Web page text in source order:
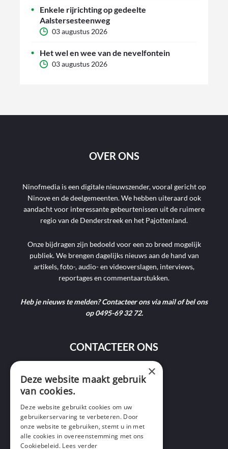
Enkele rijrichting op gedeelte
Aalstersesteenweg
03 augustus 2026
Het wel en wee van de nevelfontein
03 augustus 2026
OVER ONS
Ninofmedia is een digitale nieuwszender, vooral gericht op
Ninove en de deelgemeenten. We hebben uiteraard ook
aandacht voor interessante gebeurtenissen uit de ruimere
regio van de Denderstreek en het Pajottenland.
Onze bijdragen zijn bedoeld voor een zo breed mogelijk
publiek. We brengen dagelijks nieuws aan de hand van
artikels, foto-, audio- en videoverslagen, interviews,
reportages en commentaarstukken.
Heb je nieuws te melden? Contacteer ons via mail of bel ons
op 0495-69 32 72.
CONTACTEER ONS
9400 Ninove
+32 495 69 32 72
×
Deze website maakt gebruik
van cookies.
Deze website gebruikt cookies om uw
gebruikerservaring te verbeteren. Door
onze website te gebruiken, stemt u in met
alle cookies in overeenstemming met ons
Cookiebeleid. Lees verder